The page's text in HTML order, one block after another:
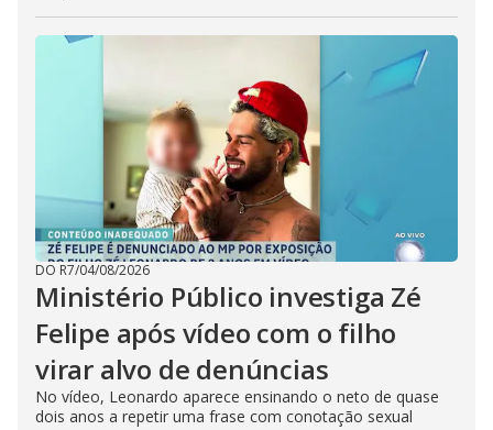
DO R7/04/08/2026
Ministério Público investiga Zé
Felipe após vídeo com o filho
virar alvo de denúncias
No vídeo, Leonardo aparece ensinando o neto de quase
dois anos a repetir uma frase com conotação sexual